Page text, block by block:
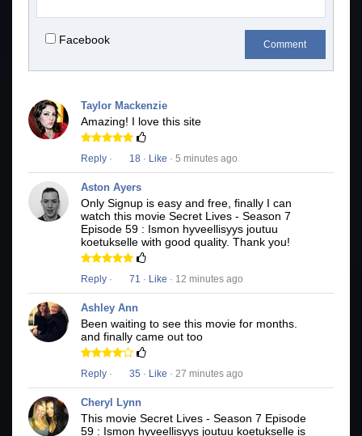
Facebook Comment
Taylor Mackenzie
Amazing! I love this site
Reply · 18 · Like · 5 minutes ago
Aston Ayers
Only Signup is easy and free, finally I can
watch this movie Secret Lives - Season 7
Episode 59 : Ismon hyveellisyys joutuu
koetukselle with good quality. Thank you!
Reply · 71 · Like · 12 minutes ago
Ashley Ann
Been waiting to see this movie for months.
and finally came out too
Reply · 35 · Like · 27 minutes ago
Cheryl Lynn
This movie Secret Lives - Season 7 Episode
59 : Ismon hyveellisyys joutuu koetukselle is